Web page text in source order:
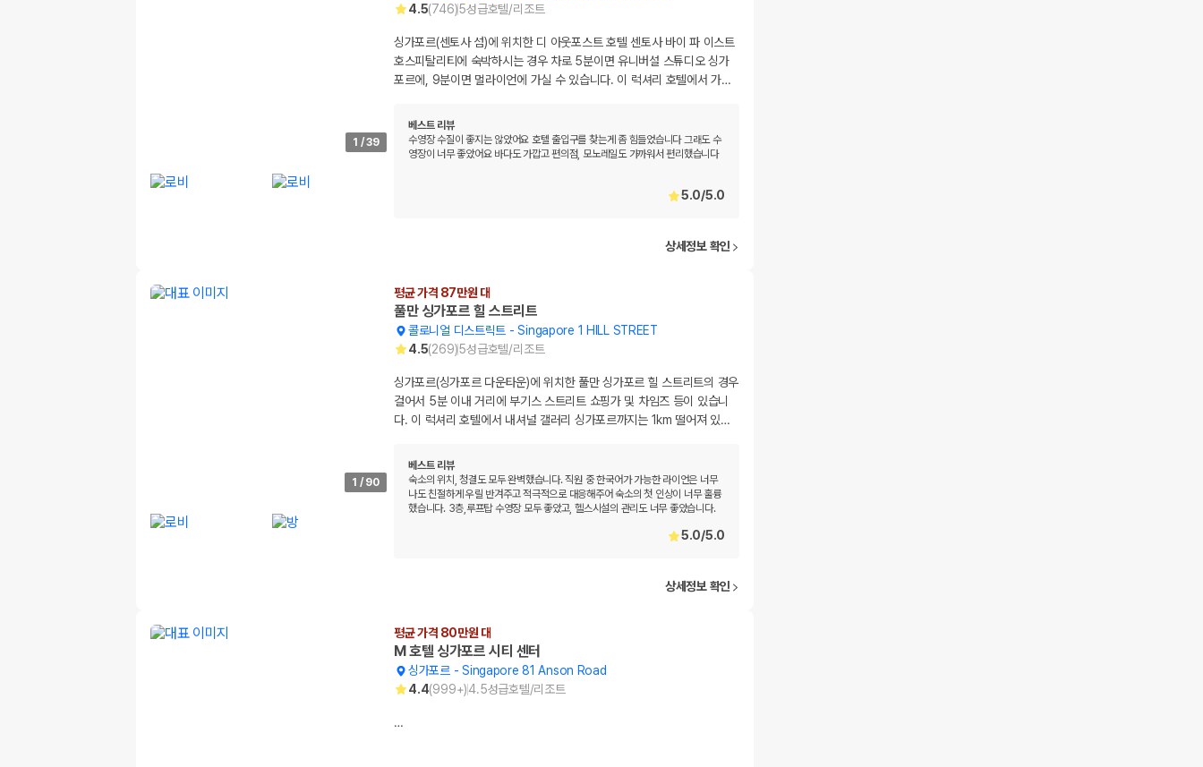
1 /39
4.5(746)5성급호텔/리조트
싱가포르(센토사 섬)에 위치한 디 아웃포스트 호텔 센토사 바이 파 이스트
호스피탈리티에 숙박하시는 경우 차로 5분이면 유니버설 스튜디오 싱가
포르에, 9분이면 멀라이언에 가실 수 있습니다. 이 럭셔리 호텔에서 가…
베스트 리뷰
수영장 수질이 좋지는 않았어요 호텔 출입구를 찾는게 좀 힘들었습니다 그래도 수
영장이 너무 좋았어요 바다도 가깝고 편의점, 모노레일도 가까워서 편리했습니다
5.0/5.0
상세정보 확인
1 / 90
평균 가격 87만원 대
풀만 싱가포르 힐 스트리트
콜로니얼 디스트릭트 -Singapore 1 HILL STREET
4.5(269)5성급호텔/리조트
싱가포르(싱가포르 다운타운)에 위치한 풀만 싱가포르 힐 스트리트의 경우
걸어서 5분 이내 거리에 부기스 스트리트 쇼핑가 및 차임즈 등이 있습니
다. 이 럭셔리 호텔에서 내셔널 갤러리 싱가포르까지는 1km 떨어져 있…
베스트 리뷰
숙소의 위치, 청결도 모두 완벽했습니다. 직원 중 한국어가 가능한 라이언은 너무
나도 친절하게 우릴 반겨주고 적극적으로 대응해주어 숙소의 첫 인상이 너무 훌륭
했습니다. 3층,루프탑 수영장 모두 좋았고, 헬스시설의 관리도 너무 좋았습니다.
5.0/5.0
상세정보 확인
평균 가격 80만원 대
M 호텔 싱가포르 시티 센터
싱가포르 -Singapore 81 Anson Road
4.4(999+)4.5성급호텔/리조트
…